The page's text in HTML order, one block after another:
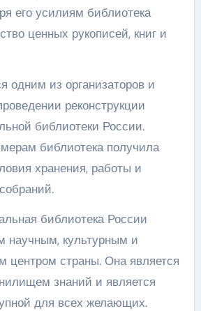
его усилиям библиотека
ценных рукописей, книг и
одним из организаторов и
реконструкции
библиотеки России.
библиотека получила
хранения, работы и
библиотека России
научным, культурным и
центром страны. Она является
знаний и является
для всех желающих.